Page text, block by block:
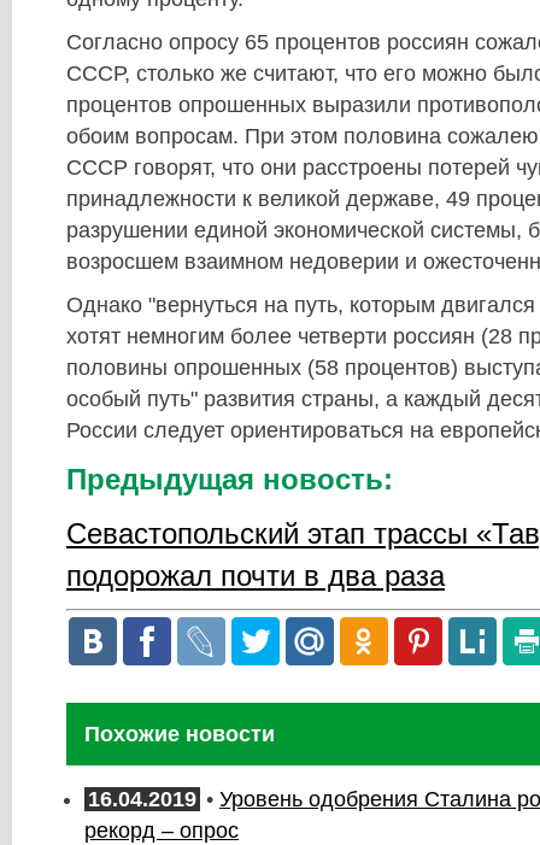
Согласно опросу 65 процентов россиян
СССР, столько же считают, что его можно
процентов опрошенных выразили
обоим вопросам. При этом половина
СССР говорят, что они расстроены потерей
принадлежности к великой державе, 49
разрушении единой экономической системы,
возросшем взаимном недоверии и
Однако "вернуться на путь, которым
хотят немногим более четверти россиян (28
половины опрошенных (58 процентов)
особый путь" развития страны, а каждый
России следует ориентироваться на
Предыдущая новость:
Севастопольский этап трассы
подорожал почти в два раза
Похожие новости
16.04.2019 • Уровень одобрения Сталина
рекорд – опрос